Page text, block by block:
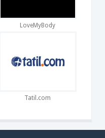
LoveMyBody
Tatil.com